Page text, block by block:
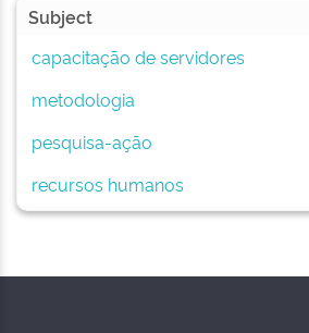
Subject
capacitação de servidores
metodologia
pesquisa-ação
recursos humanos